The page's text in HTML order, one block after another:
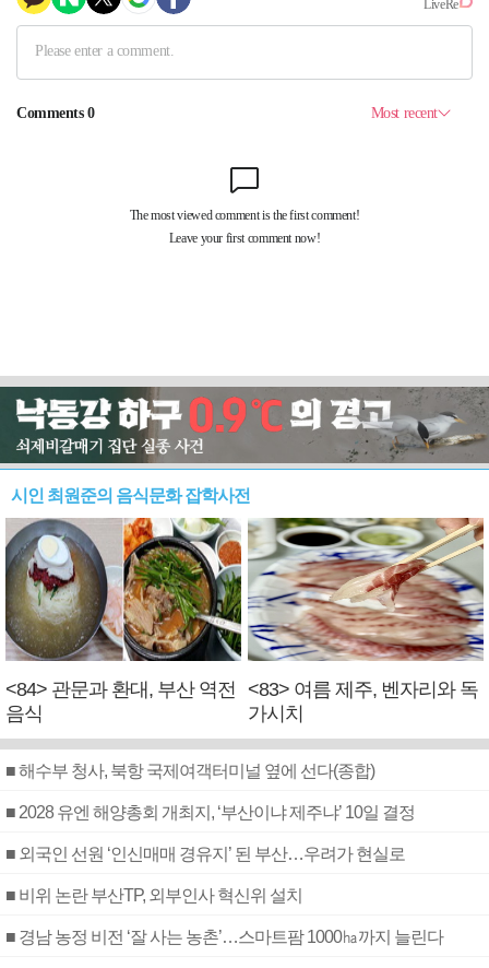
시인 최원준의 음식문화 잡학사전
<84> 관문과 환대, 부산 역전
음식
<83> 여름 제주, 벤자리와 독
가시치
■ 해수부 청사, 북항 국제여객터미널 옆에 선다(종합)
■ 2028 유엔 해양총회 개최지, ‘부산이냐 제주냐’ 10일 결정
■ 외국인 선원 ‘인신매매 경유지’ 된 부산…우려가 현실로
■ 비위 논란 부산TP, 외부인사 혁신위 설치
■ 경남 농정 비전 ‘잘 사는 농촌’…스마트팜 1000㏊까지 늘린다